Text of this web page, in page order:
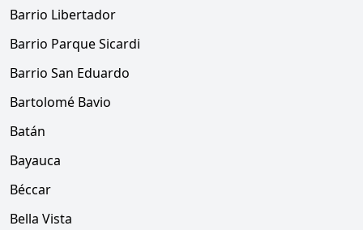
Barrio Libertador
Barrio Parque Sicardi
Barrio San Eduardo
Bartolomé Bavio
Batán
Bayauca
Béccar
Bella Vista